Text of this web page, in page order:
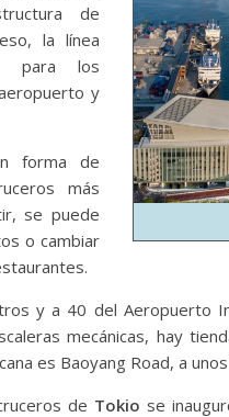
de
la línea
para los
y
forma de
más
se puede
o cambiar
y a 40 del Aeropuerto
mecánicas, hay
es Baoyang Road, a
de Tokio se